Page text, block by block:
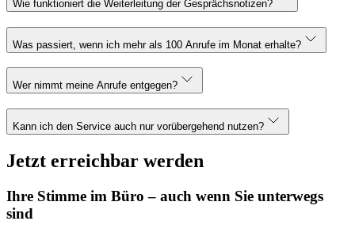
Wie funktioniert die Weiterleitung der Gesprächsnotizen?
Was passiert, wenn ich mehr als 100 Anrufe im Monat erhalte?
Wer nimmt meine Anrufe entgegen?
Kann ich den Service auch nur vorübergehend nutzen?
Jetzt erreichbar werden
Ihre Stimme im Büro – auch wenn Sie unterwegs
sind